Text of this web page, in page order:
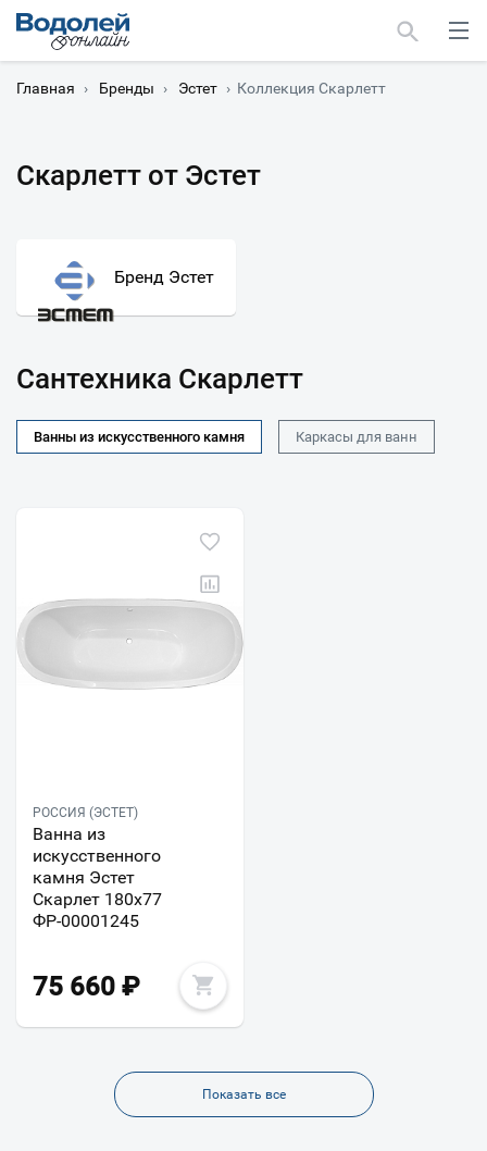
Главная › Бренды › Эстет › Коллекция Скарлетт
Скарлетт от Эстет
Бренд Эстет
Сантехника Скарлетт
Ванны из искусственного камня Каркасы для ванн
РОССИЯ (ЭСТЕТ)
Ванна из
искусственного
камня Эстет
Скарлет 180x77
ФР-00001245
75 660 ₽
Показать все